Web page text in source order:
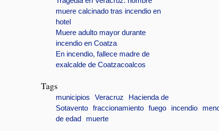
muere calcinado tras incendio en
hotel
Muere adulto mayor durante
incendio en Coatza
En incendio, fallece madre de
exalcalde de Coatzacoalcos
Tags
municipios Veracruz
Hacienda de
Sotavento
fraccionamiento fuego incendio
de edad
muerte